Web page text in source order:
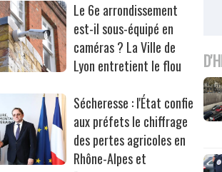
Le 6e arrondissement
est-il sous-équipé en
caméras ? La Ville de
Lyon entretient le flou
Sécheresse : l'État confie
aux préfets le chiffrage
des pertes agricoles en
Rhône-Alpes et